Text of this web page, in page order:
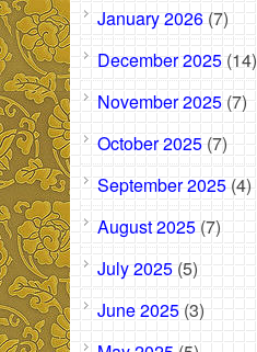
January 2026 (7)
December 2025 (14)
November 2025 (7)
October 2025 (7)
September 2025 (4)
August 2025 (7)
July 2025 (5)
June 2025 (3)